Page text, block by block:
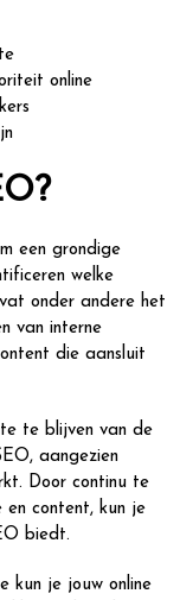
online
een grondige
welke
onder andere het
van interne
die aansluit
te blijven van de
aangezien
Door continu te
content, kun je
biedt.
kun je jouw online